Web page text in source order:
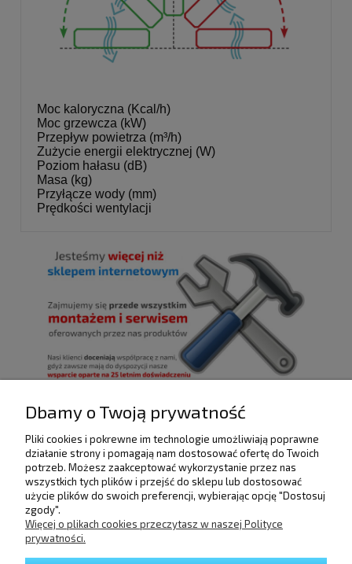
Moc kaloryczna (Kcal/h)
Moc grzewcza (kW)
Przepływ powietrza (m³/h)
Zużycie energii elektrycznej (W)
Poziom hałasu (dB)
Masa (kg)
Przyłącze wody (mm)
Prędkości wentylacji
POMOC
DOSTAWA I PŁATNOŚCI
Dbamy o Twoją prywatność
Pliki cookies i pokrewne im technologie umożliwiają poprawne
działanie strony i pomagają nam dostosować ofertę do Twoich
potrzeb. Możesz zaakceptować wykorzystanie przez nas
wszystkich tych plików i przejść do sklepu lub dostosować
użycie plików do swoich preferencji, wybierając opcję "Dostosuj
zgody".
Więcej o plikach cookies przeczytasz w naszej Polityce
prywatności.